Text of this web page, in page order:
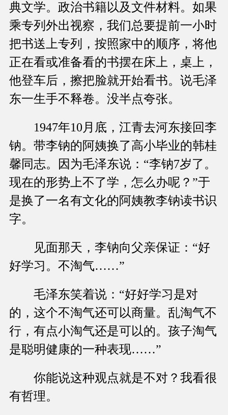
典文学。政治书籍以及文件材料。如果
乘专列外出视察，我们总要提前一小时
把书送上专列，按照家中的顺序，将他
正在看或准备看的书摆在床上，桌上，
他登车后，擦把脸就开始看书。说毛泽
东一生手不释卷。没半点夸张。
1947年10月底，江青去河东接回李
钠。带李钠的阿姨换了高小毕业的韩桂
馨同志。因为毛泽东说：“李钠7岁了。
现在的形势上不了学，怎么办呢？”于
是换了一名有文化的阿姨教李钠读书识
字。
见面那天，李钠向父亲保证：“好
好学习。不淘气……”
毛泽东笑着说：“好好学习是对
的，这个不淘气还可以商量。乱淘气不
行，有点小淘气还是可以的。孩子淘气
是聪明健康的一种表现……”
你能说这种观点就是不对？我看很
有哲理。